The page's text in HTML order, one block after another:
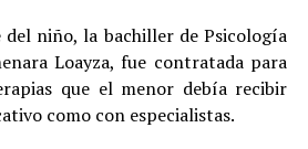
del niño, la bachiller de Psicología
Loayza, fue contratada para
que el menor debía recibir
como con especialistas.